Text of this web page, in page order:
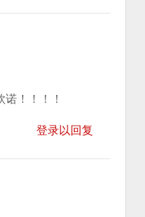
！！！！
登录以回复